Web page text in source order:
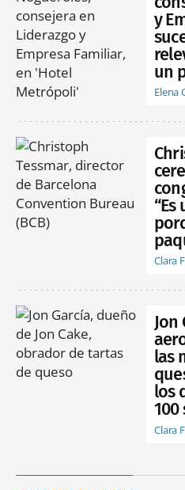
y
un
Elena
Clara
Jon
las
los
100
Clara